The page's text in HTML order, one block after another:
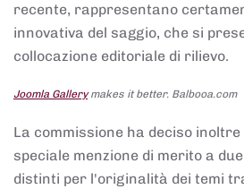
recente, rappresentano
innovativa del saggio, che si
collocazione editoriale di rilievo.
Joomla Gallerymakes it better. Balbooa.com
La commissione ha deciso
speciale menzione di merito a
distinti per l'originalità dei temi